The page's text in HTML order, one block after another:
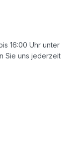
16:00 Uhr unter
Sie uns jederzeit